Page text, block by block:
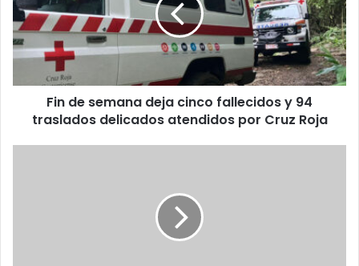
cinco
fallecidos
y
traslados
delicados
atendidos
Fin de semana deja cinco fallecidos y 94
traslados delicados atendidos por Cruz Roja